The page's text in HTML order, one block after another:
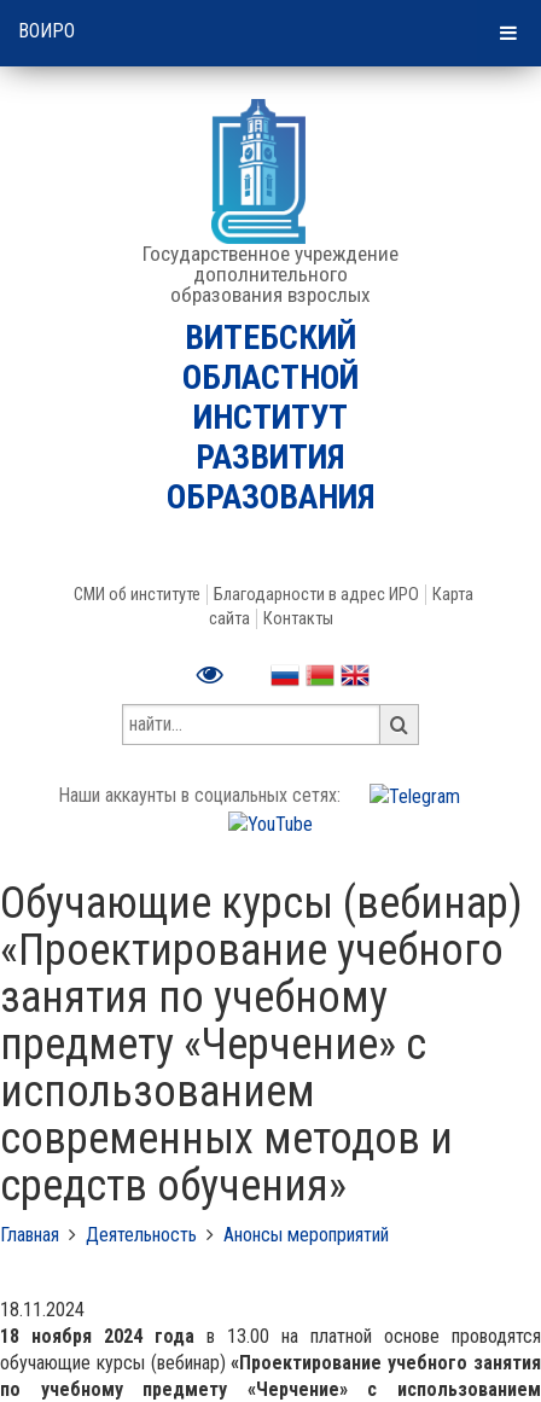
Государственное учреждение
дополнительного
образования взрослых
ВИТЕБСКИЙ
ОБЛАСТНОЙ
ИНСТИТУТ
РАЗВИТИЯ
ОБРАЗОВАНИЯ
СМИ об институте Благодарности в адрес ИРО
Карта
сайта
Контакты
Наши аккаунты в социальных сетях:
ВОИРО
Обучающие курсы (вебинар)
«Проектирование учебного
занятия по учебному
предмету «Черчение» с
использованием
современных методов и
средств обучения»
Главная Деятельность Анонсы мероприятий
18.11.2024
18 ноября 2024 года в 13.00 на платной основе проводятся
обучающие курсы (вебинар)«Проектирование учебного занятия
по учебному предмету «Черчение» с использованием